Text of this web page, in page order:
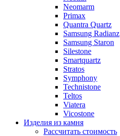
Neomarm
Primax
Quantra Quartz
Samsung Radianz
Samsung Staron
Silestone
Smartquartz
Stratos
Symphony
Technistone
Teltos
Viatera
Vicostone
Изделия из камня
Рассчитать стоимость